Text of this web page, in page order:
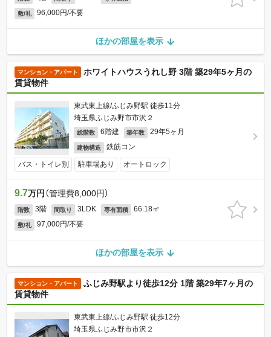
敷/礼 96,000円/不要
ほかの部屋を表示
マンション・アパート
ホワイトハウスうれし野 3階 築29年5ヶ月の
賃貸物件
東武東上線/ふじみ野駅 徒歩11分
埼玉県ふじみ野市市沢２
総階数 6階建 築年数 29年5ヶ月
建物構造 鉄筋コン
バス・トイレ別 駐車場あり オートロック
9.7万円 （管理費8,000円）
階数 3階 間取り 3LDK 専有面積 66.18㎡
敷/礼 97,000円/不要
ほかの部屋を表示
マンション・アパート
ふじみ野駅より徒歩12分 1階 築29年7ヶ月の
賃貸物件
東武東上線/ふじみ野駅 徒歩12分
埼玉県ふじみ野市市沢２